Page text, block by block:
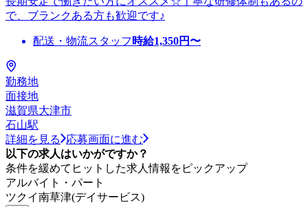
で、ブランクある方も歓迎です♪
配送・物流スタッフ 時給1,350円〜
勤務地
面接地
滋賀県大津市
石山駅
詳細を見る
応募画面に進む
以下の求人はいかがですか？
条件を緩めてヒットした求人情報をピックアップ
アルバイト・パート
ツクイ南草津(デイサービス)